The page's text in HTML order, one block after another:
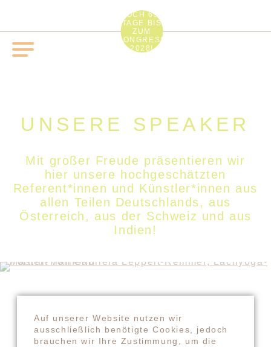
NOCH 691
TAGE BIS
ZUM
KONGRESS
2028!
UNSERE SPEAKER
Mit großer Freude präsentieren wir
hier unsere hochgeschätzten
Referent*innen und Künstler*innen aus
allen Teilen Deutschlands, aus
Österreich, aus der Schweiz und aus
Indien!
Auf unserer Website nutzen wir
ausschließlich benötigte Cookies, jedoch
brauchen wir Ihre Zustimmung, um die